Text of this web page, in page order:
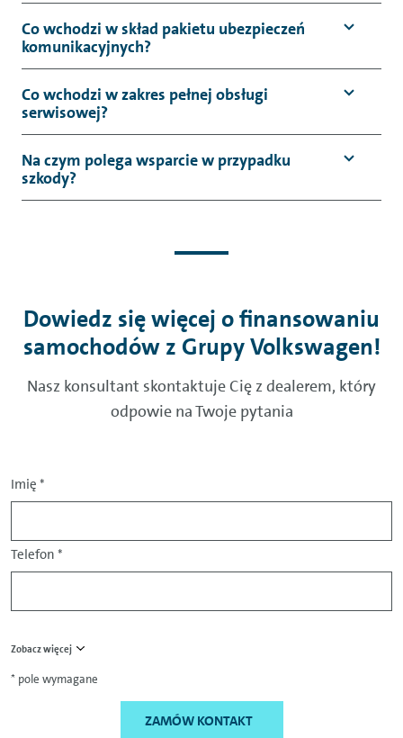
Co wchodzi w skład pakietu ubezpieczeń
komunikacyjnych?
Co wchodzi w zakres pełnej obsługi
serwisowej?
Na czym polega wsparcie w przypadku
szkody?
Dowiedz się więcej o finansowaniu
samochodów z Grupy Volkswagen!
Nasz konsultant skontaktuje Cię z dealerem, który
odpowie na Twoje pytania
Imię *
Telefon *
Zobacz więcej
* pole wymagane
ZAMÓW KONTAKT